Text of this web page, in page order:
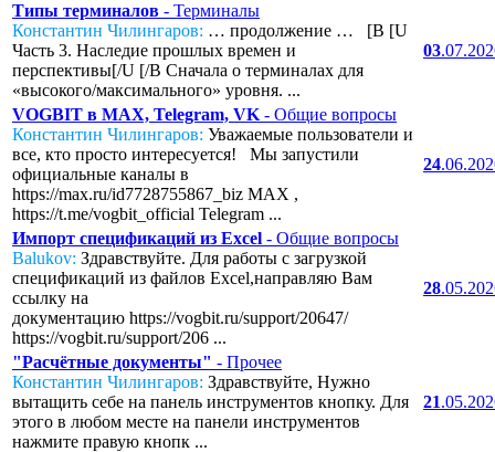
Типы терминалов - Терминалы
Константин Чилингаров: … продолжение … [B [U
Часть 3. Наследие прошлых времен и
перспективы[/U [/B Сначала о терминалах для
«высокого/максимального» уровня. ...
03
VOGBIT в MAX, Telegram, VK - Общие вопросы
Константин Чилингаров: Уважаемые пользователи и
все, кто просто интересуется! Мы запустили
официальные каналы в
https://max.ru/id7728755867_biz MAX ,
https://t.me/vogbit_official Telegram ...
24
Импорт спецификаций из Excel - Общие вопросы
Balukov: Здравствуйте. Для работы с загрузкой
спецификаций из файлов Excel,направляю Вам
ссылку на
документацию https://vogbit.ru/support/20647/
https://vogbit.ru/support/206 ...
28
"Расчётные документы" - Прочее
Константин Чилингаров: Здравствуйте, Нужно
вытащить себе на панель инструментов кнопку. Для
этого в любом месте на панели инструментов
нажмите правую кнопк ...
21